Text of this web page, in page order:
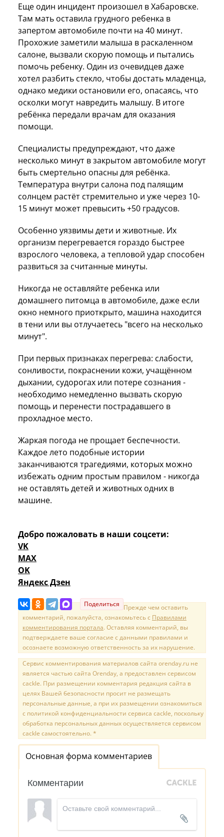
Еще один инцидент произошел в Хабаровске.
Там мать оставила грудного ребенка в
запертом автомобиле почти на 40 минут.
Прохожие заметили малыша в раскаленном
салоне, вызвали скорую помощь и пытались
помочь ребенку. Один из очевидцев даже
хотел разбить стекло, чтобы достать младенца,
однако медики остановили его, опасаясь, что
осколки могут навредить малышу. В итоге
ребёнка передали врачам для оказания
помощи.
Специалисты предупреждают, что даже
несколько минут в закрытом автомобиле могут
быть смертельно опасны для ребёнка.
Температура внутри салона под палящим
солнцем растёт стремительно и уже через 10-
15 минут может превысить +50 градусов.
Особенно уязвимы дети и животные. Их
организм перегревается гораздо быстрее
взрослого человека, а тепловой удар способен
развиться за считанные минуты.
Никогда не оставляйте ребенка или
домашнего питомца в автомобиле, даже если
окно немного приоткрыто, машина находится
в тени или вы отлучаетесь "всего на несколько
минут".
При первых признаках перегрева: слабости,
сонливости, покраснении кожи, учащённом
дыхании, судорогах или потере сознания -
необходимо немедленно вызвать скорую
помощь и перенести пострадавшего в
прохладное место.
Жаркая погода не прощает беспечности.
Каждое лето подобные истории
заканчиваются трагедиями, которых можно
избежать одним простым правилом - никогда
не оставлять детей и животных одних в
машине.
Добро пожаловать в наши соцсети:
VK
MAX
OK
Яндекс Дзен
Поделиться Прежде чем оставить
комментарий, пожалуйста, ознакомьтесь с Правилами
комментирования портала. Оставляя комментарий, вы
подтверждаете ваше согласие с данными правилами и
осознаете возможную ответственность за их нарушение.
Сервис комментирования материалов сайта orenday.ru не
является частью сайта Orenday, а предоставлен сервисом
cackle. При размещении комментария редакция сайта в
целях Вашей безопасности просит не размещать
персональные данные, а при их размещении ознакомиться
с политикой конфиденциальности сервиса cackle, поскольку
обработка персональных данных осуществляется сервисом
cackle самостоятельно. *
Основная форма комментариев
Комментарии